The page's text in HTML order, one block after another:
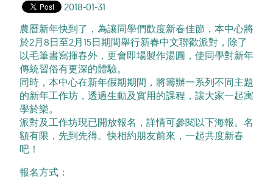
2018-01-31
農曆新年快到了，為讓同學們歡度新春佳節， 本中心將
於2月8日至2月15日期間舉行新春中文聯歡派對， 除了
以毛筆書寫揮春外，更會即場製作湯圓， 使同學對新年
傳統習俗有更深的體驗。
同時，本中心在新年假期期間， 將籌辦一系列不同主題
的新年工作坊，透過生動及實用的課程， 讓大家一起寓
學於樂。
派對及工作坊現已開放報名，詳情可參閱以下海報。名
額有限， 先到先得。快相約朋友前來，一起共度新春
吧！
報名方式：